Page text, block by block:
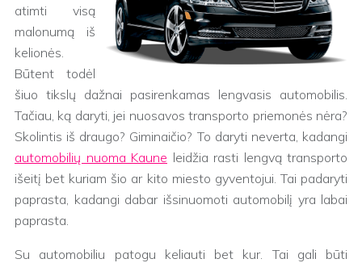
atimti visą
malonumą iš
kelionės.
Būtent todėl
šiuo tikslų dažnai pasirenkamas lengvasis automobilis.
Tačiau, ką daryti, jei nuosavos transporto priemonės nėra?
Skolintis iš draugo? Giminaičio? To daryti neverta, kadangi
automobilių nuoma Kaune leidžia rasti lengvą transporto
išeitį bet kuriam šio ar kito miesto gyventojui. Tai padaryti
paprasta, kadangi dabar išsinuomoti automobilį yra labai
paprasta.
Su automobiliu patogu keliauti bet kur. Tai gali būti